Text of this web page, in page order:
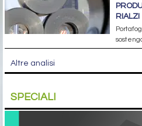
RIALZI
Altre analisi
SPECIALI